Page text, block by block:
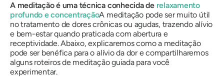
A meditação é uma técnica conhecida de relaxamento
profundo e concentraçãoA meditação pode ser muito útil
no tratamento de dores crônicas ou agudas, trazendo alívio
e bem-estar quando praticada com abertura e
receptividade. Abaixo, explicaremos como a meditação
pode ser benéfica para o alívio da dor e compartilharemos
alguns roteiros de meditação guiada para você
experimentar.